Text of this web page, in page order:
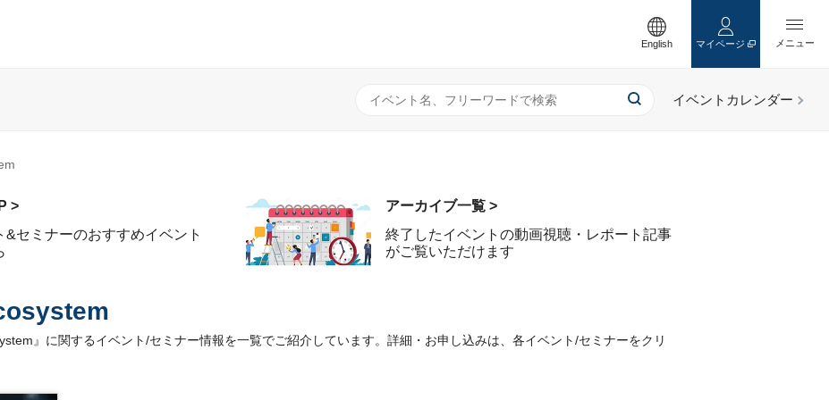
English マイページ
>
&セミナーのおすすめイベント
アーカイブ一覧 >
終了したイベントの動画視聴・レポート記事
がご覧いただけます
』に関するイベント/セミナー情報を一覧でご紹介しています。詳細・お申し込みは、各イベント/セミナーをクリ